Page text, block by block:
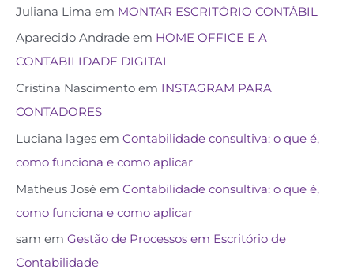
Juliana Lima em MONTAR ESCRITÓRIO CONTÁBIL
Aparecido Andrade em HOME OFFICE E A
CONTABILIDADE DIGITAL
Cristina Nascimento em INSTAGRAM PARA
CONTADORES
Luciana lages em Contabilidade consultiva: o que é,
como funciona e como aplicar
Matheus José em Contabilidade consultiva: o que é,
como funciona e como aplicar
sam em Gestão de Processos em Escritório de
Contabilidade